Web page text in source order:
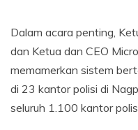
Dalam acara penting,
dan Ketua dan CEO
memamerkan sistem
di 23 kantor polisi di
seluruh 1.100 kantor